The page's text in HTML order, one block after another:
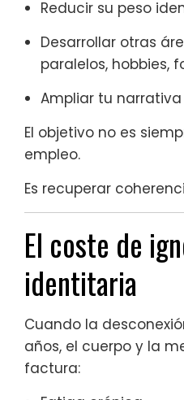
Reducir su peso
Desarrollar otras
paralelos, hobbies,
Ampliar tu
El objetivo no es
empleo.
Es recuperar
El coste de
identitaria
Cuando la
años, el cuerpo y la
factura: